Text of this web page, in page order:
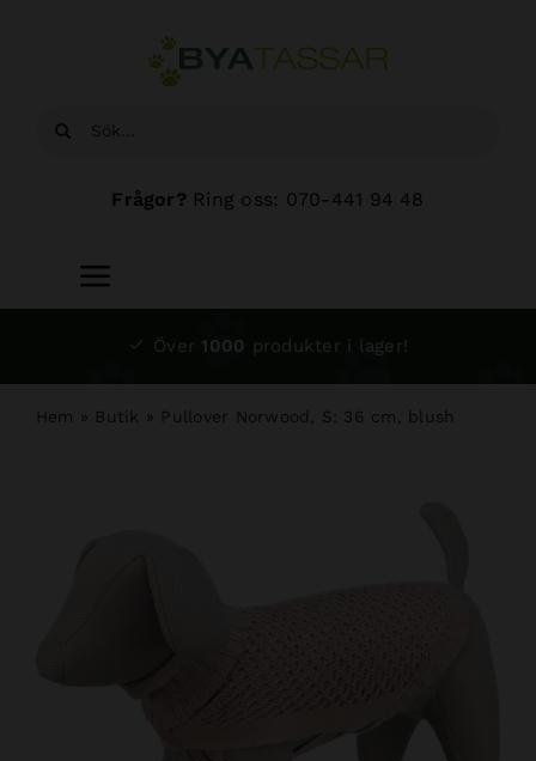
Sök
Frågor? Ring oss: 070-441 94 48
Toggle
Navigation
Över 1000 produkter i lager!
Hem » Butik » Pullover Norwood, S: 36 cm, blush